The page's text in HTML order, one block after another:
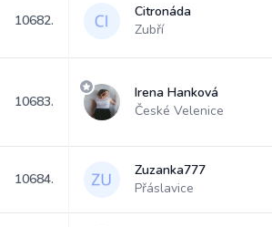
10682.
Citronáda
Zubří
10683.
Irena Hanková
České Velenice
10684.
Zuzanka777
Přáslavice